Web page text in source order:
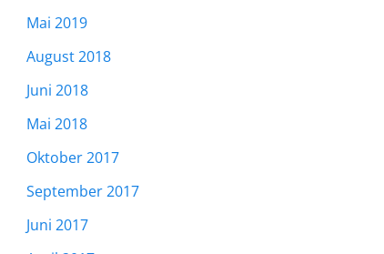
Mai 2019
August 2018
Juni 2018
Mai 2018
Oktober 2017
September 2017
Juni 2017